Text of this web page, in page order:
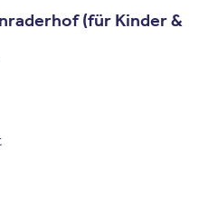
(für Kinder &